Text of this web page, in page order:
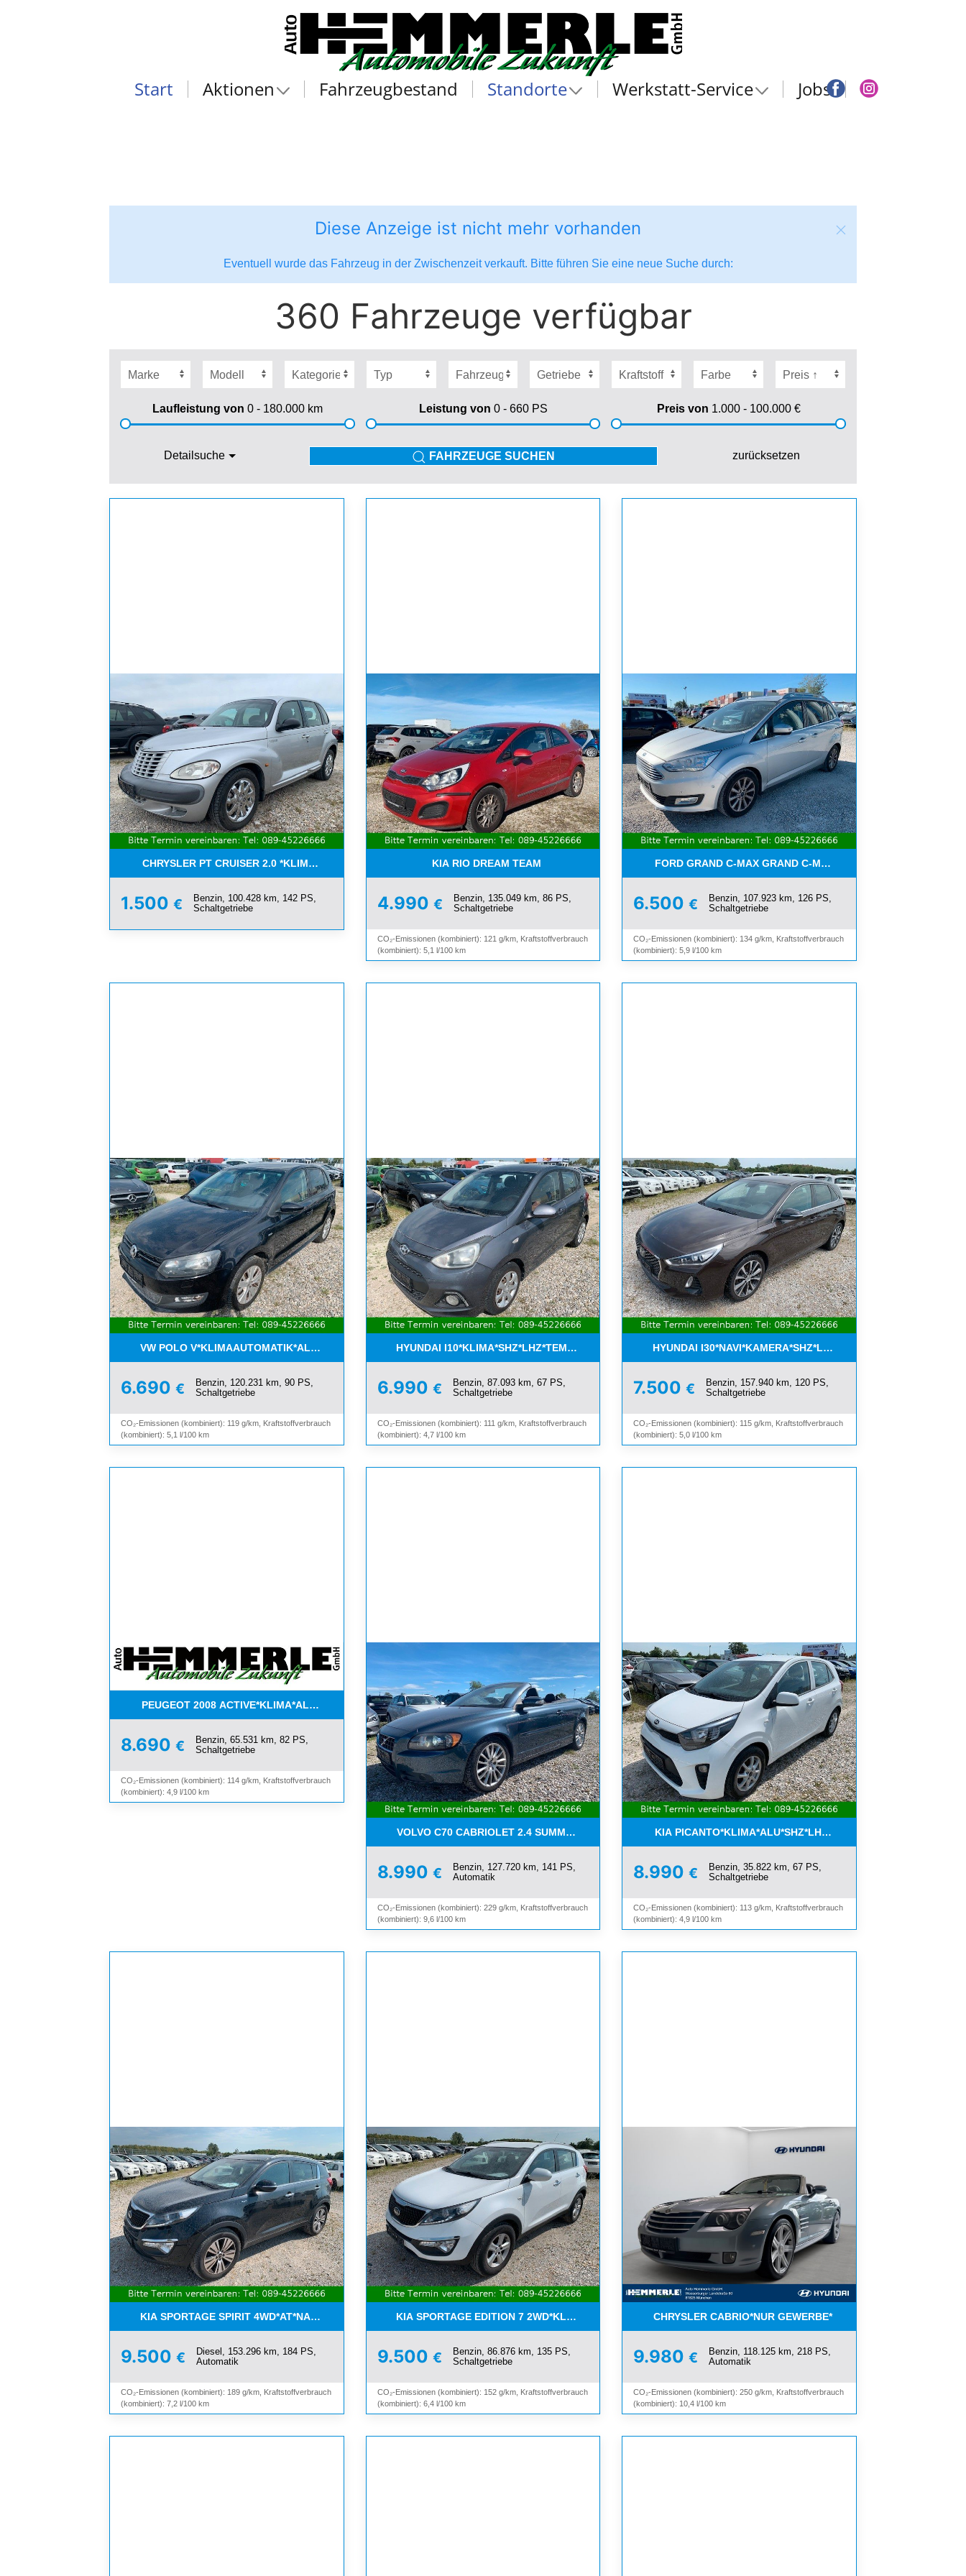
Start Aktionen Fahrzeugbestand Standorte Werkstatt-Service Jobs
Diese Anzeige ist nicht mehr vorhanden
Eventuell wurde das Fahrzeug in der Zwischenzeit verkauft. Bitte führen Sie eine neue Suche durch:
360 Fahrzeuge verfügbar
Laufleistung von 0 - 180.000km Leistung von 0 - 660PS Preis von 1.000 - 100.000€
Detailsuche FAHRZEUGE SUCHEN zurücksetzen
CHRYSLER PT CRUISER 2.0 *KLIMA*SCHIEBEDACH*TÜV BIS 02/27
1.500 €
Benzin, 100.428 km, 142 PS,
Schaltgetriebe
KIA RIO DREAM TEAM
4.990 €
Benzin, 135.049 km, 86 PS,
Schaltgetriebe
CO₂-Emissionen (kombiniert): 121 g/km, Kraftstoffverbrauch
(kombiniert): 5,1 l/100 km
FORD GRAND C-MAX GRAND C-MAX TITANIUM*7-SITZER*NAVI*
6.500€
Benzin, 107.923 km, 126 PS,
Schaltgetriebe
CO₂-Emissionen (kombiniert): 134 g/km, Kraftstoffverbrauch
(kombiniert): 5,9 l/100 km
VW POLO V*KLIMAAUTOMATIK*ALLWETTER*SHZ*ALU*3.HAND*
6.690 €
Benzin, 120.231 km, 90 PS,
Schaltgetriebe
CO₂-Emissionen (kombiniert): 119 g/km, Kraftstoffverbrauch
(kombiniert): 5,1 l/100 km
HYUNDAI I10*KLIMA*SHZ*LHZ*TEMPOMAT*BLUETOOTH*
6.990 €
Benzin, 87.093 km, 67 PS,
Schaltgetriebe
CO₂-Emissionen (kombiniert): 111 g/km, Kraftstoffverbrauch
(kombiniert): 4,7 l/100 km
HYUNDAI
7.500€
Benzin, 157.940 km, 120 PS,
Schaltgetriebe
CO₂-Emissionen (kombiniert): 115 g/km, Kraftstoffverbrauch
(kombiniert): 5,0 l/100 km
PEUGEOT 2008 ACTIVE*KLIMA*ALLWETTER*PDC*BLUETOOTH*
8.690 €
Benzin, 65.531 km, 82 PS,
Schaltgetriebe
CO₂-Emissionen (kombiniert): 114 g/km, Kraftstoffverbrauch
(kombiniert): 4,9 l/100 km
VOLVO C70 CABRIOLET 2.4 SUMMUM*LEDER*XENON*8-FACH ALU*
8.990 €
Benzin, 127.720 km, 141 PS,
Automatik
CO₂-Emissionen (kombiniert): 229 g/km, Kraftstoffverbrauch
(kombiniert): 9,6 l/100 km
KIA PICANTO*KLIMA*ALU*SHZ*LHZ*BLUETOOTH*
8.990€
Benzin, 35.822 km, 67 PS,
Schaltgetriebe
CO₂-Emissionen (kombiniert): 113 g/km, Kraftstoffverbrauch
(kombiniert): 4,9 l/100 km
KIA SPORTAGE SPIRIT 4WD*AT*NAVI*8-FACH*KAMERA*ALU*
9.500 €
Diesel, 153.296 km, 184 PS,
Automatik
CO₂-Emissionen (kombiniert): 189 g/km, Kraftstoffverbrauch
(kombiniert): 7,2 l/100 km
KIA SPORTAGE EDITION 7 2WD*KLIMA*SHZ*TEMPOMAT*
9.500 €
Benzin, 86.876 km, 135 PS,
Schaltgetriebe
CO₂-Emissionen (kombiniert): 152 g/km, Kraftstoffverbrauch
(kombiniert): 6,4 l/100 km
CHRYSLER CABRIO*NUR GEWERBE*
9.980€
Benzin, 118.125 km, 218 PS,
Automatik
CO₂-Emissionen (kombiniert): 250 g/km, Kraftstoffverbrauch
(kombiniert): 10,4 l/100 km